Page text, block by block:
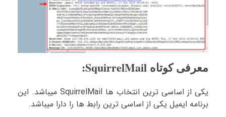
معرفی کوتاه SquirrelMail:
یکی از اساسی ترین انتخاب ها SquirrelMail میباشد. این
برنامه ایمیل یکی از اساسی ترین رابط ها را دارا میباشد.